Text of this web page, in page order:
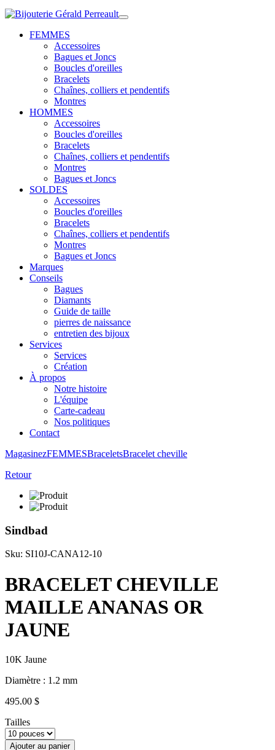
FEMMES
Accessoires
Bagues et Joncs
Boucles d'oreilles
Bracelets
Chaînes, colliers et pendentifs
Montres
HOMMES
Accessoires
Boucles d'oreilles
Bracelets
Chaînes, colliers et pendentifs
Montres
Bagues et Joncs
SOLDES
Accessoires
Boucles d'oreilles
Bracelets
Chaînes, colliers et pendentifs
Montres
Bagues et Joncs
Marques
Conseils
Bagues
Diamants
Guide de taille
pierres de naissance
entretien des bijoux
Services
Services
Création
À propos
Notre histoire
L'équipe
Carte-cadeau
Nos politiques
Contact
MagasinezFEMMESBraceletsBracelet cheville
Retour
Sindbad
Sku: SI10J-CANA12-10
BRACELET CHEVILLE
MAILLE ANANAS OR
JAUNE
10K Jaune
Diamètre : 1.2 mm
495.00 $
Tailles
Ajouter au panier